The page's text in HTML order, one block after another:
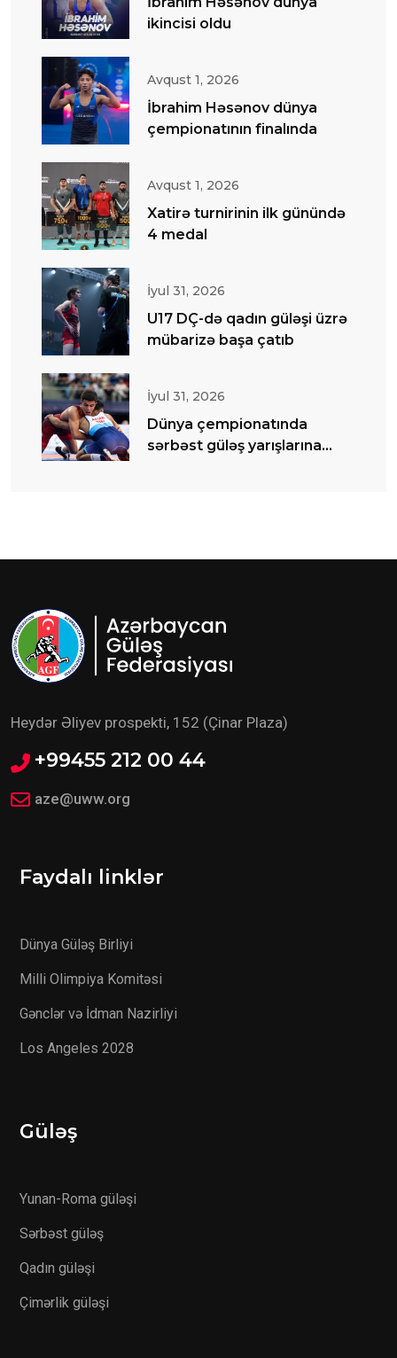
ikincisi oldu
Avqust 1, 2026
İbrahim Həsənov dünya
çempionatının finalında
Avqust 1, 2026
Xatirə turnirinin ilk günündə
4 medal
İyul 31, 2026
U17 DÇ-də qadın güləşi üzrə
mübarizə başa çatıb
İyul 31, 2026
Dünya çempionatında
sərbəst güləş yarışlarına
Heydər Əliyev prospekti, 152 (Çinar Plaza)
+99455 212 00 44
aze@uww.org
Faydalı linklər
Dünya Güləş Birliyi
Milli Olimpiya Komitəsi
Gənclər və İdman Nazirliyi
Los Angeles 2028
Güləş
Yunan-Roma güləşi
Sərbəst güləş
Qadın güləşi
Çimərlik güləşi